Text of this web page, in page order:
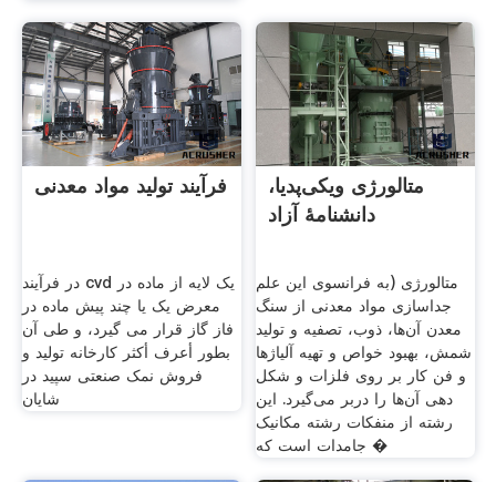
فرآیند تولید مواد معدنی
در فرآیند cvd یک لایه از ماده در
معرض یک یا چند پیش ماده در
فاز گاز قرار می گیرد، و طی آن
بطور أعرف أكثر کارخانه تولید و
فروش نمک صنعتی سپید در
شایان
متالورژی ویکی‌پدیا،
دانشنامهٔ آزاد
متالورژی (به فرانسوی این علم
جداسازی مواد معدنی از سنگ
معدن آن‌ها، ذوب، تصفیه و تولید
شمش، بهبود خواص و تهیه آلیاژها
و فن کار بر روی فلزات و شکل
دهی آن‌ها را دربر می‌گیرد. این
رشته از منفکات رشته مکانیک
جامدات است که �